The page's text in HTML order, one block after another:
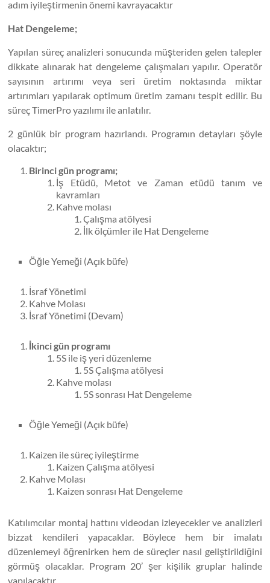
adım iyileştirmenin önemi kavrayacaktır
Hat Dengeleme;
Yapılan süreç analizleri sonucunda müşteriden gelen talepler
dikkate alınarak hat dengeleme çalışmaları yapılır. Operatör
sayısının artırımı veya seri üretim noktasında miktar
artırımları yapılarak optimum üretim zamanı tespit edilir. Bu
süreç TimerPro yazılımı ile anlatılır.
2 günlük bir program hazırlandı. Programın detayları şöyle
olacaktır;
Birinci gün programı;
İş Etüdü, Metot ve Zaman etüdü tanım ve
kavramları
Kahve molası
Çalışma atölyesi
İlk ölçümler ile Hat Dengeleme
Öğle Yemeği (Açık büfe)
İsraf Yönetimi
Kahve Molası
İsraf Yönetimi (Devam)
İkinci gün programı
5S ile iş yeri düzenleme
5S Çalışma atölyesi
Kahve molası
5S sonrası Hat Dengeleme
Öğle Yemeği (Açık büfe)
Kaizen ile süreç iyileştirme
Kaizen Çalışma atölyesi
Kahve Molası
Kaizen sonrası Hat Dengeleme
Katılımcılar montaj hattını videodan izleyecekler ve analizleri
bizzat kendileri yapacaklar. Böylece hem bir imalatı
düzenlemeyi öğrenirken hem de süreçler nasıl geliştirildiğini
görmüş olacaklar. Program 20’ şer kişilik gruplar halinde
yapılacaktır.